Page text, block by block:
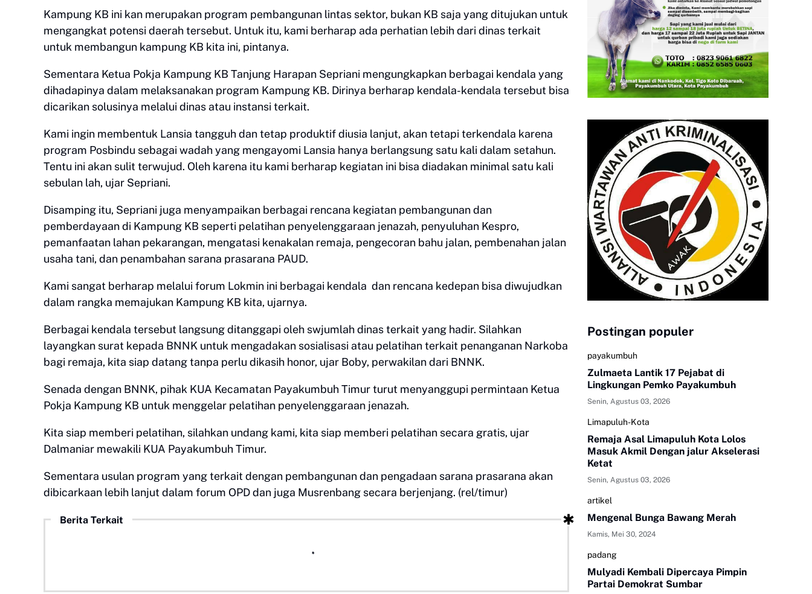
Kampung KB ini kan merupakan program pembangunan lintas sektor, bukan KB saja yang ditujukan untuk
mengangkat potensi daerah tersebut. Untuk itu, kami berharap ada perhatian lebih dari dinas terkait
untuk membangun kampung KB kita ini, pintanya.
Sementara Ketua Pokja Kampung KB Tanjung Harapan Sepriani mengungkapkan berbagai kendala yang
dihadapinya dalam melaksanakan program Kampung KB. Dirinya berharap kendala-kendala tersebut bisa
dicarikan solusinya melalui dinas atau instansi terkait.
Kami ingin membentuk Lansia tangguh dan tetap produktif diusia lanjut, akan tetapi terkendala karena
program Posbindu sebagai wadah yang mengayomi Lansia hanya berlangsung satu kali dalam setahun.
Tentu ini akan sulit terwujud. Oleh karena itu kami berharap kegiatan ini bisa diadakan minimal satu kali
sebulan lah, ujar Sepriani.
Disamping itu, Sepriani juga menyampaikan berbagai rencana kegiatan pembangunan dan
pemberdayaan di Kampung KB seperti pelatihan penyelenggaraan jenazah, penyuluhan Kespro,
pemanfaatan lahan pekarangan, mengatasi kenakalan remaja, pengecoran bahu jalan, pembenahan jalan
usaha tani, dan penambahan sarana prasarana PAUD.
Kami sangat berharap melalui forum Lokmin ini berbagai kendala dan rencana kedepan bisa diwujudkan
dalam rangka memajukan Kampung KB kita, ujarnya.
Berbagai kendala tersebut langsung ditanggapi oleh swjumlah dinas terkait yang hadir. Silahkan
layangkan surat kepada BNNK untuk mengadakan sosialisasi atau pelatihan terkait penanganan Narkoba
bagi remaja, kita siap datang tanpa perlu dikasih honor, ujar Boby, perwakilan dari BNNK.
Senada dengan BNNK, pihak KUA Kecamatan Payakumbuh Timur turut menyanggupi permintaan Ketua
Pokja Kampung KB untuk menggelar pelatihan penyelenggaraan jenazah.
Kita siap memberi pelatihan, silahkan undang kami, kita siap memberi pelatihan secara gratis, ujar
Dalmaniar mewakili KUA Payakumbuh Timur.
Sementara usulan program yang terkait dengan pembangunan dan pengadaan sarana prasarana akan
dibicarkaan lebih lanjut dalam forum OPD dan juga Musrenbang secara berjenjang. (rel/timur)
Berita Terkait
Postingan populer
payakumbuh
Zulmaeta Lantik 17 Pejabat di
Lingkungan Pemko Payakumbuh
Senin, Agustus 03, 2026
Limapuluh-Kota
Remaja Asal Limapuluh Kota Lolos
Masuk Akmil Dengan jalur Akselerasi
Ketat
Senin, Agustus 03, 2026
artikel
Mengenal Bunga Bawang Merah
Kamis, Mei 30, 2024
padang
Mulyadi Kembali Dipercaya Pimpin
Partai Demokrat Sumbar